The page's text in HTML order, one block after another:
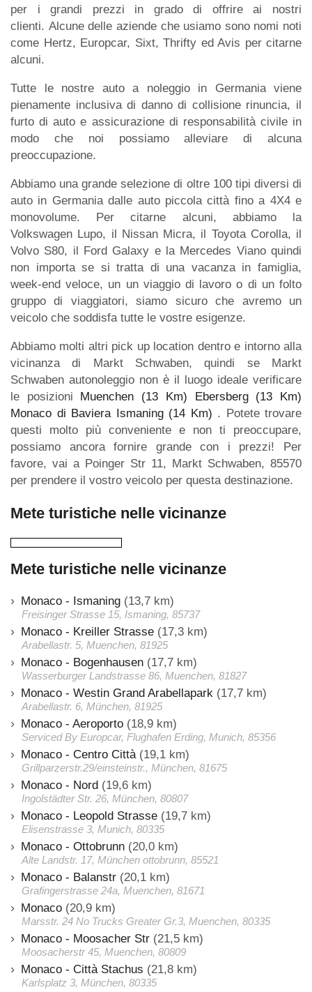
per i grandi prezzi in grado di offrire ai nostri
clienti. Alcune delle aziende che usiamo sono nomi noti
come Hertz, Europcar, Sixt, Thrifty ed Avis per citarne
alcuni.
Tutte le nostre auto a noleggio in Germania viene
pienamente inclusiva di danno di collisione rinuncia, il
furto di auto e assicurazione di responsabilità civile in
modo che noi possiamo alleviare di alcuna
preoccupazione.
Abbiamo una grande selezione di oltre 100 tipi diversi di
auto in Germania dalle auto piccola città fino a 4X4 e
monovolume. Per citarne alcuni, abbiamo la
Volkswagen Lupo, il Nissan Micra, il Toyota Corolla, il
Volvo S80, il Ford Galaxy e la Mercedes Viano quindi
non importa se si tratta di una vacanza in famiglia,
week-end veloce, un un viaggio di lavoro o di un folto
gruppo di viaggiatori, siamo sicuro che avremo un
veicolo che soddisfa tutte le vostre esigenze.
Abbiamo molti altri pick up location dentro e intorno alla
vicinanza di Markt Schwaben, quindi se Markt
Schwaben autonoleggio non è il luogo ideale verificare
le posizioni Muenchen (13 Km)
Ebersberg (13 Km)
Monaco di Baviera Ismaning (14 Km) . Potete trovare
questi molto più conveniente e non ti preoccupare,
possiamo ancora fornire grande con i prezzi! Per
favore, vai a Poinger Str 11, Markt Schwaben, 85570
per prendere il vostro veicolo per questa destinazione.
Mete turistiche nelle vicinanze
Mete turistiche nelle vicinanze
Monaco - Ismaning (13,7 km)
Freisinger Strasse 15, Ismaning, 85737
Monaco - Kreiller Strasse (17,3 km)
Arabellastr. 5, Muenchen, 81925
Monaco - Bogenhausen (17,7 km)
Wasserburger Landstrasse 86, Muenchen, 81827
Monaco - Westin Grand Arabellapark (17,7 km)
Arabellastr. 6, München, 81925
Monaco - Aeroporto (18,9 km)
Serviced By Europcar, Flughafen Erding, Munich, 85356
Monaco - Centro Città (19,1 km)
Grillparzerstr.29/einsteinstr., München, 81675
Monaco - Nord (19,6 km)
Ingolstädter Str. 26, München, 80807
Monaco - Leopold Strasse (19,7 km)
Elisenstrasse 3, Munich, 80335
Monaco - Ottobrunn (20,0 km)
Alte Landstr. 17, München ottobrunn, 85521
Monaco - Balanstr (20,1 km)
Grafingerstrasse 24a, Muenchen, 81671
Monaco (20,9 km)
Marsstr. 24 No Trucks Greater Gr.3, Muenchen, 80335
Monaco - Moosacher Str (21,5 km)
Moosacherstr 45, Muenchen, 80809
Monaco - Città Stachus (21,8 km)
Karlsplatz 3, München, 80335